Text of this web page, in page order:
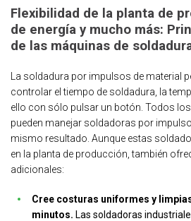
Flexibilidad de la planta de
de energía y mucho más:
de las máquinas de
La soldadura por impulsos de material
controlar el tiempo de soldadura, la
ello con sólo pulsar un botón. Todos
pueden manejar soldadoras por
mismo resultado. Aunque estas
en la planta de producción, también
adicionales:
Cree costuras uniformes y
minutos. Las soldadoras